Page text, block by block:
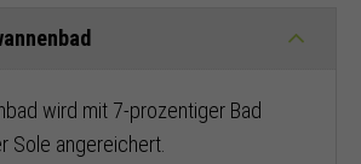
wird mit 7-prozentiger Bad
Sole angereichert.